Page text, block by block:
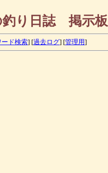
釣り日誌 掲示板
ード検索] [過去ログ] [管理用]